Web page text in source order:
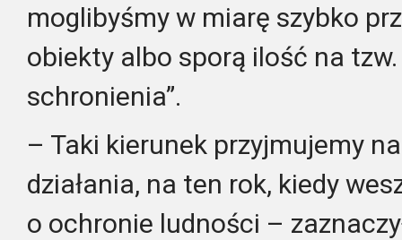
moglibyśmy w miarę szybko
obiekty albo sporą ilość na
schronienia”.
– Taki kierunek przyjmujemy
działania, na ten rok, kiedy
o ochronie ludności –